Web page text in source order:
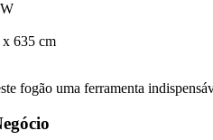
635 cm
fogão uma ferramenta